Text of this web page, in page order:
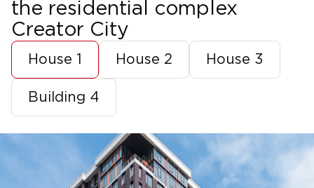
the residential complex
Creator City
House 1 House 2 House 3
Building 4